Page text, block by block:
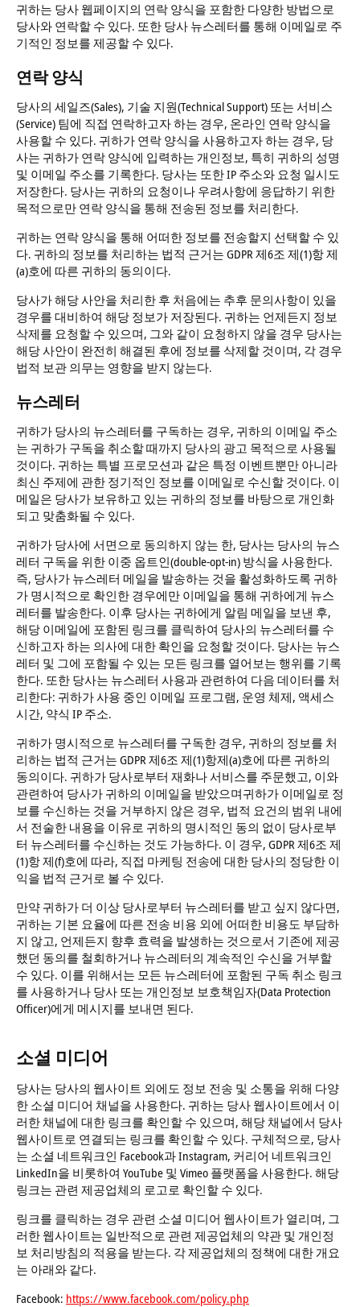
귀하는 당사 웹페이지의 연락 양식을 포함한 다양한 방법으로
당사와 연락할 수 있다. 또한 당사 뉴스레터를 통해 이메일로 주
기적인 정보를 제공할 수 있다.
연락 양식
당사의 세일즈(Sales), 기술 지원(Technical Support) 또는 서비스
(Service) 팀에 직접 연락하고자 하는 경우, 온라인 연락 양식을
사용할 수 있다. 귀하가 연락 양식을 사용하고자 하는 경우, 당
사는 귀하가 연락 양식에 입력하는 개인정보, 특히 귀하의 성명
및 이메일 주소를 기록한다. 당사는 또한 IP 주소와 요청 일시도
저장한다. 당사는 귀하의 요청이나 우려사항에 응답하기 위한
목적으로만 연락 양식을 통해 전송된 정보를 처리한다.
귀하는 연락 양식을 통해 어떠한 정보를 전송할지 선택할 수 있
다. 귀하의 정보를 처리하는 법적 근거는 GDPR 제6조 제(1)항 제
(a)호에 따른 귀하의 동의이다.
당사가 해당 사안을 처리한 후 처음에는 추후 문의사항이 있을
경우를 대비하여 해당 정보가 저장된다. 귀하는 언제든지 정보
삭제를 요청할 수 있으며, 그와 같이 요청하지 않을 경우 당사는
해당 사안이 완전히 해결된 후에 정보를 삭제할 것이며, 각 경우
법적 보관 의무는 영향을 받지 않는다.
뉴스레터
귀하가 당사의 뉴스레터를 구독하는 경우, 귀하의 이메일 주소
는 귀하가 구독을 취소할 때까지 당사의 광고 목적으로 사용될
것이다. 귀하는 특별 프로모션과 같은 특정 이벤트뿐만 아니라
최신 주제에 관한 정기적인 정보를 이메일로 수신할 것이다. 이
메일은 당사가 보유하고 있는 귀하의 정보를 바탕으로 개인화
되고 맞춤화될 수 있다.
귀하가 당사에 서면으로 동의하지 않는 한, 당사는 당사의 뉴스
레터 구독을 위한 이중 옵트인(double-opt-in) 방식을 사용한다.
즉, 당사가 뉴스레터 메일을 발송하는 것을 활성화하도록 귀하
가 명시적으로 확인한 경우에만 이메일을 통해 귀하에게 뉴스
레터를 발송한다. 이후 당사는 귀하에게 알림 메일을 보낸 후,
해당 이메일에 포함된 링크를 클릭하여 당사의 뉴스레터를 수
신하고자 하는 의사에 대한 확인을 요청할 것이다. 당사는 뉴스
레터 및 그에 포함될 수 있는 모든 링크를 열어보는 행위를 기록
한다. 또한 당사는 뉴스레터 사용과 관련하여 다음 데이터를 처
리한다: 귀하가 사용 중인 이메일 프로그램, 운영 체제, 액세스
시간, 약식 IP 주소.
귀하가 명시적으로 뉴스레터를 구독한 경우, 귀하의 정보를 처
리하는 법적 근거는 GDPR 제6조 제(1)항제(a)호에 따른 귀하의
동의이다. 귀하가 당사로부터 재화나 서비스를 주문했고, 이와
관련하여 당사가 귀하의 이메일을 받았으며귀하가 이메일로 정
보를 수신하는 것을 거부하지 않은 경우, 법적 요건의 범위 내에
서 전술한 내용을 이유로 귀하의 명시적인 동의 없이 당사로부
터 뉴스레터를 수신하는 것도 가능하다. 이 경우, GDPR 제6조 제
(1)항 제(f)호에 따라, 직접 마케팅 전송에 대한 당사의 정당한 이
익을 법적 근거로 볼 수 있다.
만약 귀하가 더 이상 당사로부터 뉴스레터를 받고 싶지 않다면,
귀하는 기본 요율에 따른 전송 비용 외에 어떠한 비용도 부담하
지 않고, 언제든지 향후 효력을 발생하는 것으로서 기존에 제공
했던 동의를 철회하거나 뉴스레터의 계속적인 수신을 거부할
수 있다. 이를 위해서는 모든 뉴스레터에 포함된 구독 취소 링크
를 사용하거나 당사 또는 개인정보 보호책임자(Data Protection
Officer)에게 메시지를 보내면 된다.
소셜 미디어
당사는 당사의 웹사이트 외에도 정보 전송 및 소통을 위해 다양
한 소셜 미디어 채널을 사용한다. 귀하는 당사 웹사이트에서 이
러한 채널에 대한 링크를 확인할 수 있으며, 해당 채널에서 당사
웹사이트로 연결되는 링크를 확인할 수 있다. 구체적으로, 당사
는 소셜 네트워크인 Facebook과 Instagram, 커리어 네트워크인
LinkedIn을 비롯하여 YouTube 및 Vimeo 플랫폼을 사용한다. 해당
링크는 관련 제공업체의 로고로 확인할 수 있다.
링크를 클릭하는 경우 관련 소셜 미디어 웹사이트가 열리며, 그
러한 웹사이트는 일반적으로 관련 제공업체의 약관 및 개인정
보 처리방침의 적용을 받는다. 각 제공업체의 정책에 대한 개요
는 아래와 같다.
Facebook: https://www.facebook.com/policy.php